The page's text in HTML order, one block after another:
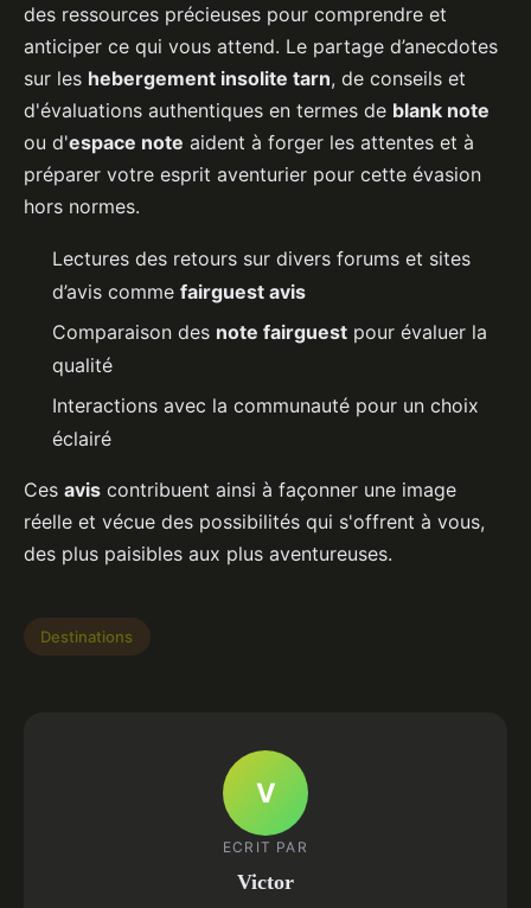
des ressources précieuses pour comprendre et
anticiper ce qui vous attend. Le partage d’anecdotes
sur les hebergement insolite tarn, de conseils et
d'évaluations authentiques en termes de blank note
ou d'espace note aident à forger les attentes et à
préparer votre esprit aventurier pour cette évasion
hors normes.
Lectures des retours sur divers forums et sites
d’avis comme fairguest avis
Comparaison des note fairguest pour évaluer la
qualité
Interactions avec la communauté pour un choix
éclairé
Ces avis contribuent ainsi à façonner une image
réelle et vécue des possibilités qui s'offrent à vous,
des plus paisibles aux plus aventureuses.
Destinations
V
ECRIT PAR
Victor